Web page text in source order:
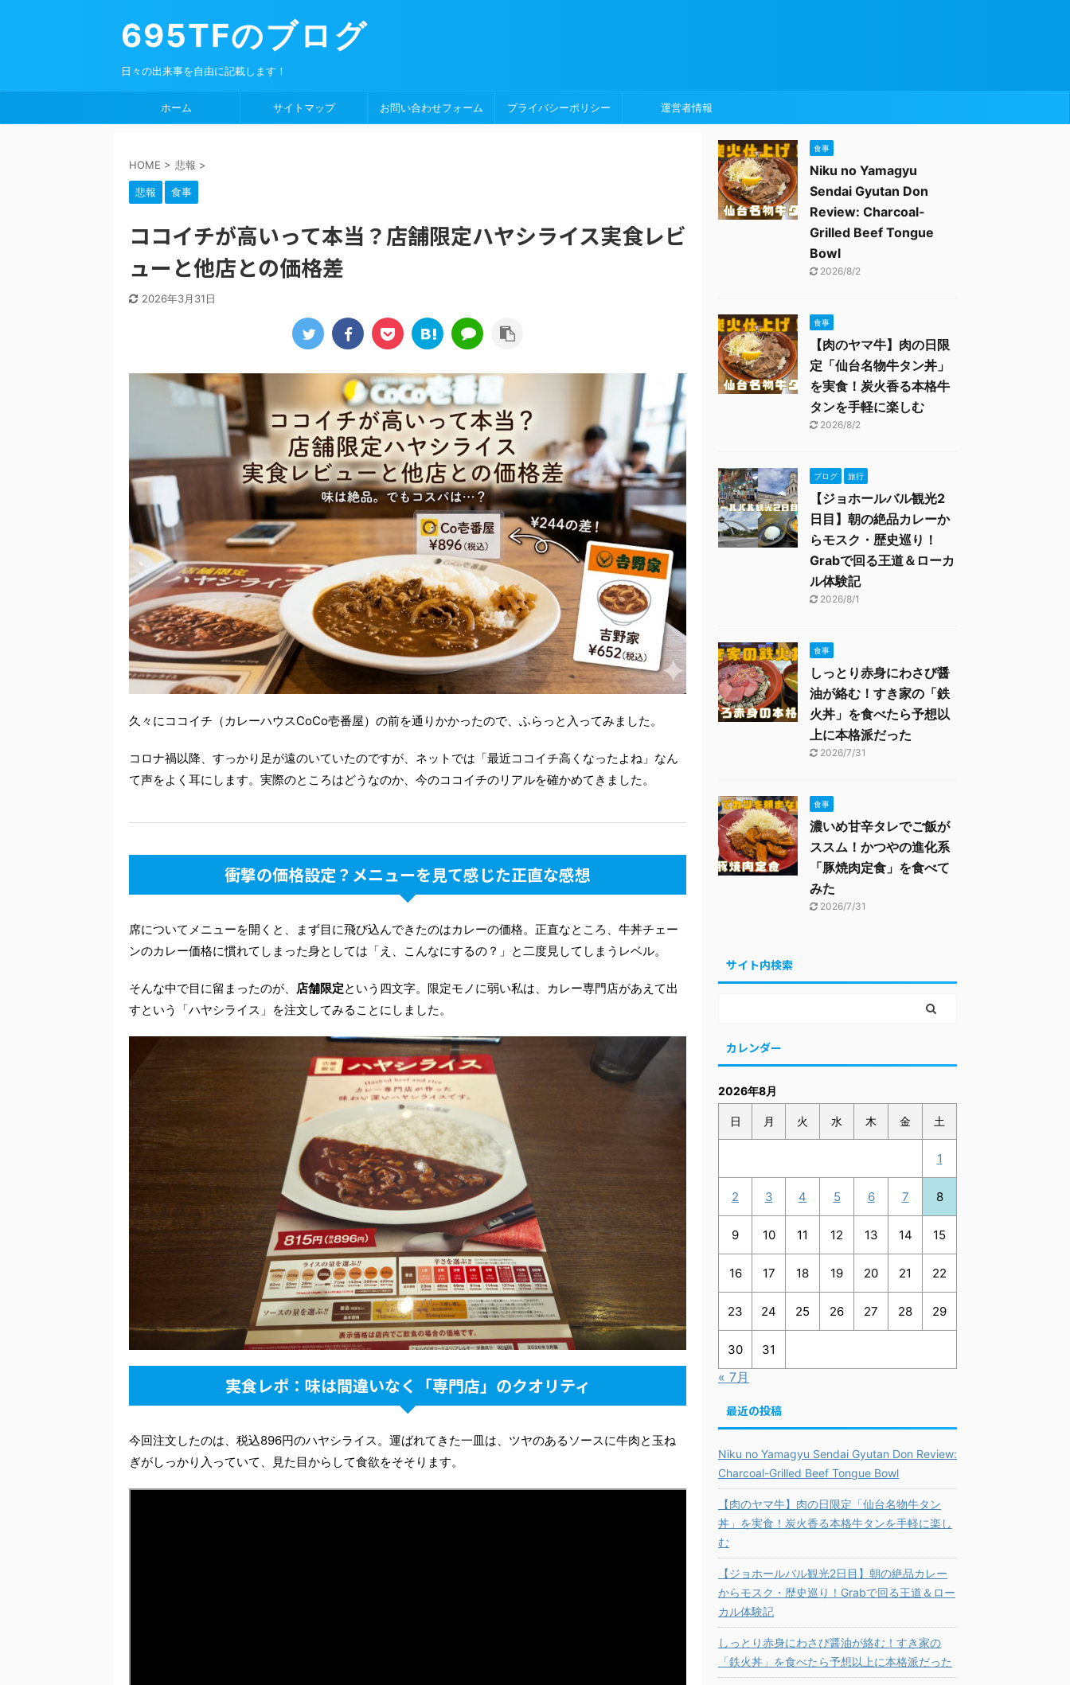
695TFのブログ
日々の出来事を自由に記載します！
ホーム サイトマップ お問い合わせフォーム プライバシーポリシー 運営者情報
HOME > 悲報 >
悲報 食事
ココイチが高いって本当？店舗限定ハヤシライス実食レビ
ューと他店との価格差
2026年3月31日
久々にココイチ（カレーハウスCoCo壱番屋）の前を通りかかったので、ふらっと入ってみました。
コロナ禍以降、すっかり足が遠のいていたのですが、ネットでは「最近ココイチ高くなったよね」なん
て声をよく耳にします。実際のところはどうなのか、今のココイチのリアルを確かめてきました。
衝撃の価格設定？メニューを見て感じた正直な感想
席についてメニューを開くと、まず目に飛び込んできたのはカレーの価格。正直なところ、牛丼チェー
ンのカレー価格に慣れてしまった身としては「え、こんなにするの？」と二度見してしまうレベル。
そんな中で目に留まったのが、 店舗限定という四文字。限定モノに弱い私は、カレー専門店があえて出
すという「ハヤシライス」を注文してみることにしました。
実食レポ：味は間違いなく「専門店」のクオリティ
今回注文したのは、税込896円のハヤシライス。運ばれてきた一皿は、ツヤのあるソースに牛肉と玉ね
ぎがしっかり入っていて、見た目からして食欲をそそります。
食事
Niku no Yamagyu
Sendai Gyutan Don
Review: Charcoal-
Grilled Beef Tongue
Bowl
2026/8/2
食事
【肉のヤマ牛】肉の日限
定「仙台名物牛タン丼」
を実食！炭火香る本格牛
タンを手軽に楽しむ
2026/8/2
ブログ 旅行
【ジョホールバル観光2
日目】朝の絶品カレーか
らモスク・歴史巡り！
Grabで回る王道＆ローカ
ル体験記
2026/8/1
食事
しっとり赤身にわさび醤
油が絡む！すき家の「鉄
火丼」を食べたら予想以
上に本格派だった
2026/7/31
食事
濃いめ甘辛タレでご飯が
ススム！かつやの進化系
「豚焼肉定食」を食べて
みた
2026/7/31
サイト内検索
カレンダー
2026年8月
日 月 火 水 木 金 土
1
2 3 4 5 6 7 8
9 10 11 12 13 14 15
16 17 18 19 20 21 22
23 24 25 26 27 28 29
30 31
« 7月
最近の投稿
Niku no Yamagyu Sendai Gyutan Don Review:
Charcoal-Grilled Beef Tongue Bowl
【肉のヤマ牛】肉の日限定「仙台名物牛タン
丼」を実食！炭火香る本格牛タンを手軽に楽し
む
【ジョホールバル観光2日目】朝の絶品カレー
からモスク・歴史巡り！Grabで回る王道＆ロー
カル体験記
しっとり赤身にわさび醤油が絡む！すき家の
「鉄火丼」を食べたら予想以上に本格派だった